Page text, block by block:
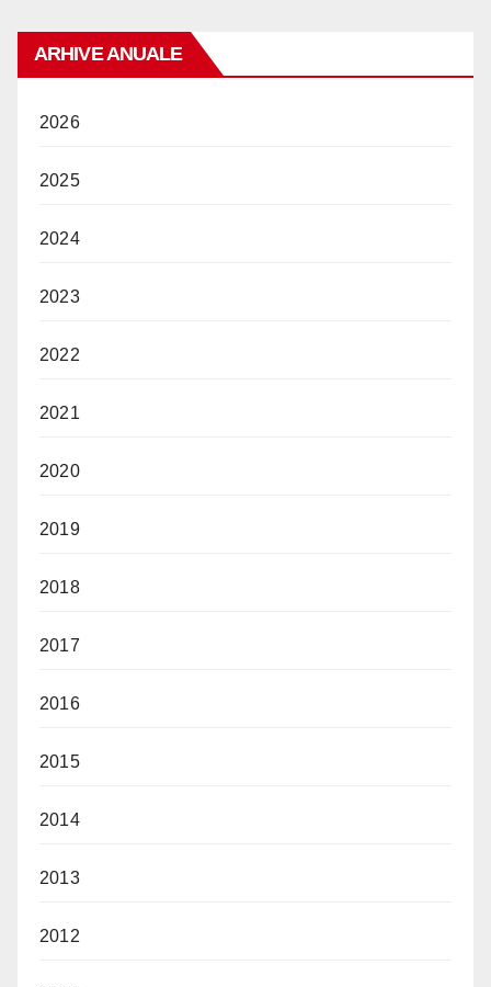
ARHIVE ANUALE
2026
2025
2024
2023
2022
2021
2020
2019
2018
2017
2016
2015
2014
2013
2012